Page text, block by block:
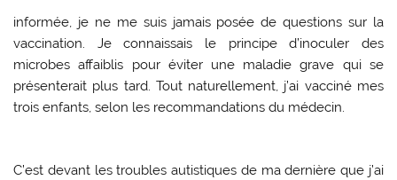
informée, je ne me suis jamais posée de questions sur la
vaccination. Je connaissais le principe d’inoculer des
microbes affaiblis pour éviter une maladie grave qui se
présenterait plus tard. Tout naturellement, j’ai vacciné mes
trois enfants, selon les recommandations du médecin.
C’est devant les troubles autistiques de ma dernière que j’ai